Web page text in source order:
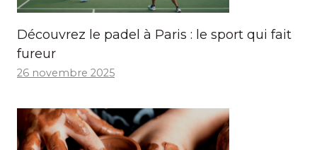
Découvrez le padel à Paris : le sport qui fait
fureur
26 novembre 2025